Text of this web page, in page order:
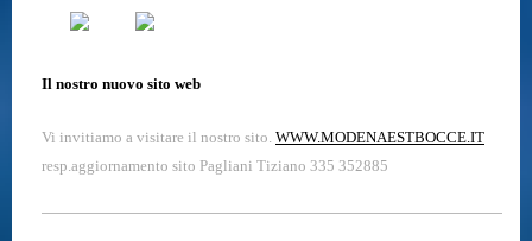
Il nostro nuovo sito web
Vi invitiamo a visitare il nostro sito. WWW.MODENAESTBOCCE.IT
resp.aggiornamento sito Pagliani Tiziano 335 352885